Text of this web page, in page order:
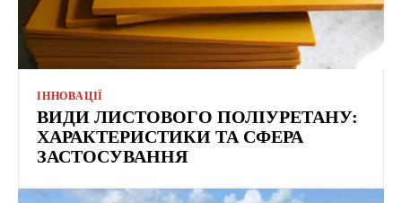
ІННОВАЦІЇ
ВИДИ ЛИСТОВОГО ПОЛІУРЕТАНУ:
ХАРАКТЕРИСТИКИ ТА СФЕРА
ЗАСТОСУВАННЯ